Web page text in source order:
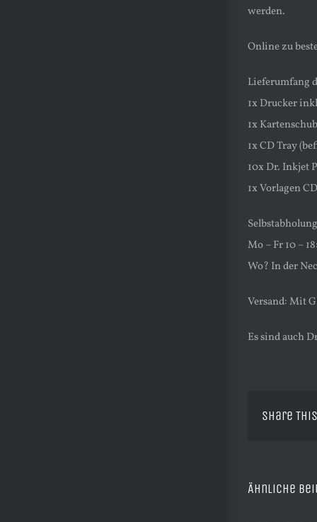
werden.
Online zu
Lieferumfang
1x Drucker
1x
1x CD Tray
10x Dr. Inkjet
1x Vorlagen
Mo – Fr 10 –
Wo? In der
Versand: Mit
Es sind auch
Share
Ähnliche